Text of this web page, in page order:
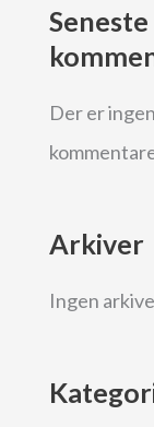
Seneste
Der er ingen
Arkiver
Ingen